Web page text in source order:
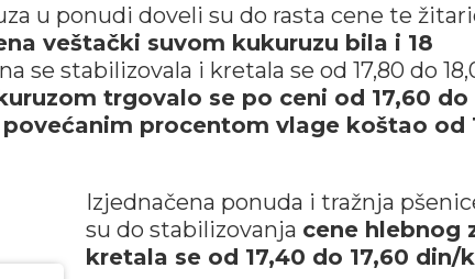
u ponudi doveli su do rasta cene te
veštački suvom kukuruzu bila i 18
se stabilizovala i kretala se od 17,80 do
trgovalo se po ceni od 17,60 do
procentom vlage koštao od
Izjednačena ponuda i tražnja
su do stabilizovanja cene hlebnog
kretala se od 17,40 do 17,60 din/